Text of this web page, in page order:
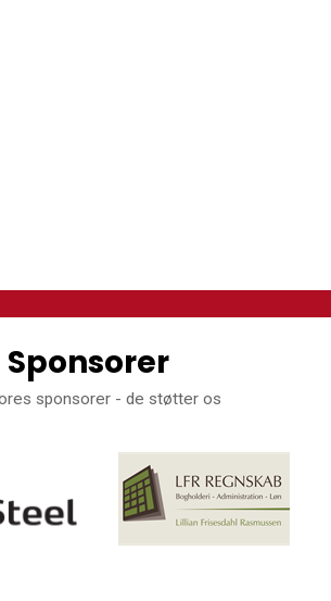
Sponsorer
sponsorer - de støtter os